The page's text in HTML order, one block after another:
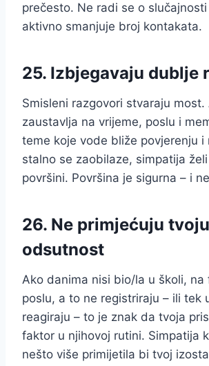
prečesto. Ne radi se o
aktivno smanjuje broj kontakata.
25. Izbjegavaju dublje
Smisleni razgovori stvaraju most.
zaustavlja na vrijeme, poslu i
teme koje vode bliže povjerenju i
stalno se zaobilaze, simpatija
površini. Površina je sigurna – i
26. Ne primjećuju tvoju
odsutnost
Ako danima nisi bio/la u školi, na
poslu, a to ne registriraju – ili tek
reagiraju – to je znak da tvoja
faktor u njihovoj rutini. Simpatija
nešto više primijetila bi tvoj